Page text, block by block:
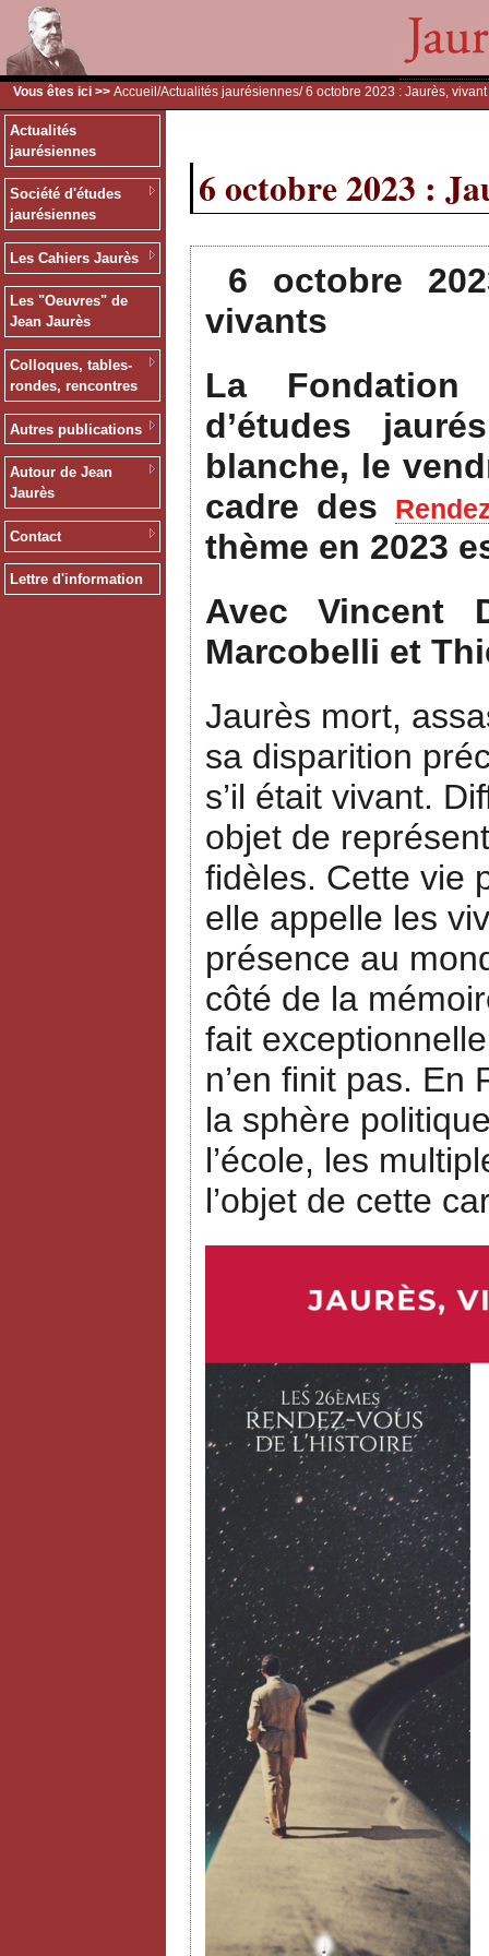
Vous êtes ici >> Accueil /Actualités jaurésiennes/ 6 octobre 2023 : Jaurès,
Actualités
jaurésiennes
Société d'études
jaurésiennes
Les Cahiers Jaurès
Les "Oeuvres" de
Jean Jaurès
Colloques, tables-
rondes, rencontres
Autres publications
Autour de Jean
Jaurès
Contact
Lettre d'information
6 octobre 2023 :
6 octobre
vivants
La
d’études
blanche, le
cadre des
thème en 2023
Avec Vincent
Marcobelli et
Jaurès mort,
sa disparition
s’il était vivant.
objet de
fidèles. Cette vie
elle appelle les
présence au
côté de la
fait
n’en finit pas. En
la sphère
l’école, les
l’objet de cette